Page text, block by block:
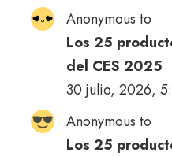
Anonymous to
Los 25
del CES 2025
30 julio, 2026,
Anonymous to
Los 25